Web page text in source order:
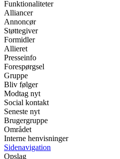
Funktionaliteter
Alliancer
Annoncør
Støttegiver
Formidler
Allieret
Presseinfo
Forespørgsel
Gruppe
Bliv følger
Modtag nyt
Social kontakt
Seneste nyt
Brugergruppe
Området
Interne henvisninger
Sidenavigation
Opslag